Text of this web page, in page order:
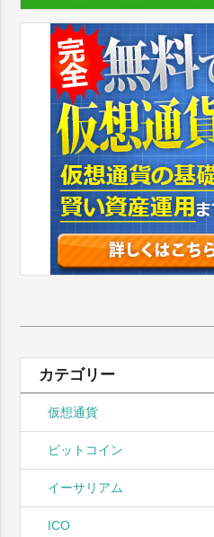
索:
カテゴリー
仮想通貨
ビットコイン
イーサリアム
ICO